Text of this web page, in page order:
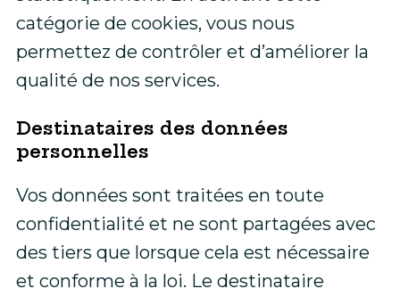
catégorie de cookies, vous nous
permettez de contrôler et d’améliorer la
qualité de nos services.
Destinataires des données
personnelles
Vos données sont traitées en toute
confidentialité et ne sont partagées avec
des tiers que lorsque cela est nécessaire
et conforme à la loi. Le destinataire